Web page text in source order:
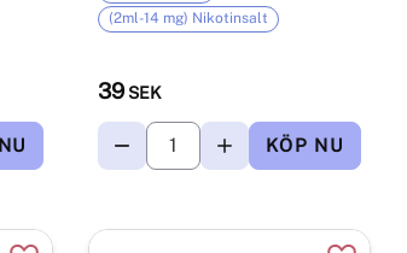
39 SEK
(2ml-14 mg) Nikotinsalt